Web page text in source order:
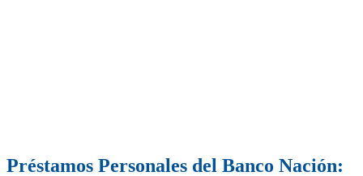
Préstamos Personales del Banco Nación: